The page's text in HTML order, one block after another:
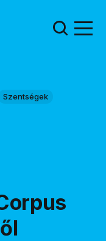
Szentségek